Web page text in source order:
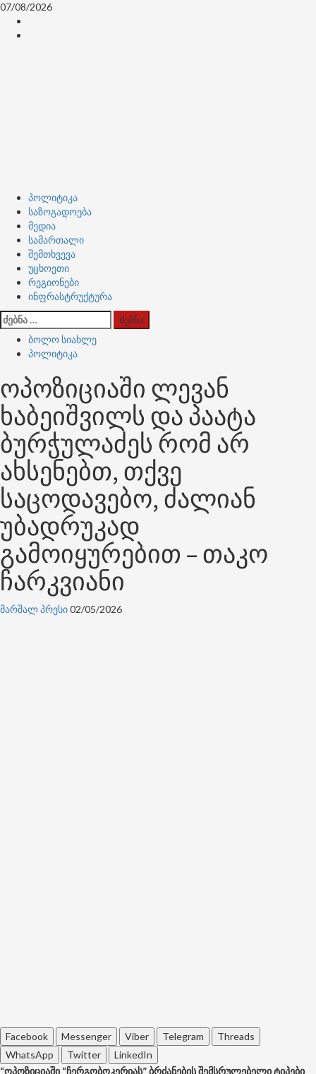
Skip
content
07/08/2026
Primary
Menu
პოლიტიკა
საზოგადოება
მედია
სამართალი
შემთხვევა
უცხოეთი
რეგიონები
ინფრასტრუქტურა
ძებნა:
ბოლო სიახლე
პოლიტიკა
ოპოზიციაში ლევან
ხაბეიშვილს და პაატა
ბურჭულაძეს რომ არ
ახსენებთ, თქვე
საცოდავებო, ძალიან
უბადრუკად
გამოიყურებით – თაკო
ჩარკვიანი
მარშალ პრესი02/05/2026
Facebook Messenger Viber Telegram
Threads
WhatsApp
Twitter
LinkedIn
“ოპოზიციაში “ჩერგობოკერიას” ბრძანების შემსრულებელი ტიპები